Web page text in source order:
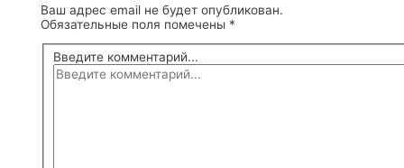
Ваш адрес email не будет опубликован.
Обязательные поля помечены *
Введите комментарий...